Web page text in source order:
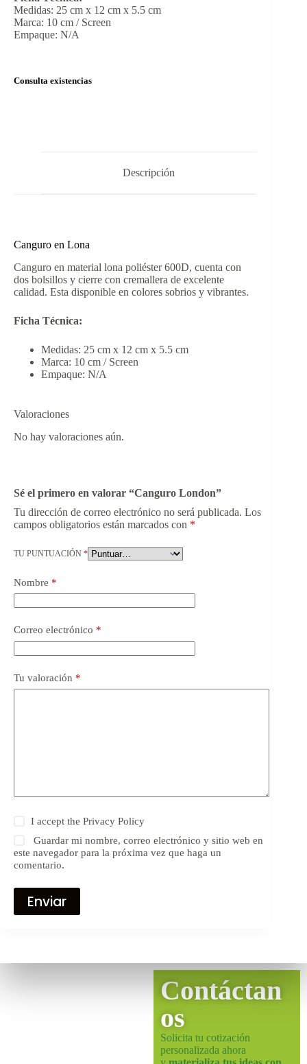
Medidas: 25 cm x 12 cm x 5.5 cm
Marca: 10 cm / Screen
Empaque: N/A
Consulta existencias
Descripción
Canguro en Lona
Canguro en material lona poliéster 600D, cuenta con
dos bolsillos y cierre con cremallera de excelente
calidad. Esta disponible en colores sobrios y vibrantes.
Ficha Técnica:
Medidas: 25 cm x 12 cm x 5.5 cm
Marca: 10 cm / Screen
Empaque: N/A
Valoraciones
No hay valoraciones aún.
Sé el primero en valorar “Canguro London”
Tu dirección de correo electrónico no será publicada. Los
campos obligatorios están marcados con *
TU PUNTUACIÓN *
Nombre *
Correo electrónico *
Tu valoración *
I accept thePrivacy Policy
Guardar mi nombre, correo electrónico y sitio web en
este navegador para la próxima vez que haga un
comentario.
Enviar
Contáctan
os
Solicita tu cotización
personalizada ahora